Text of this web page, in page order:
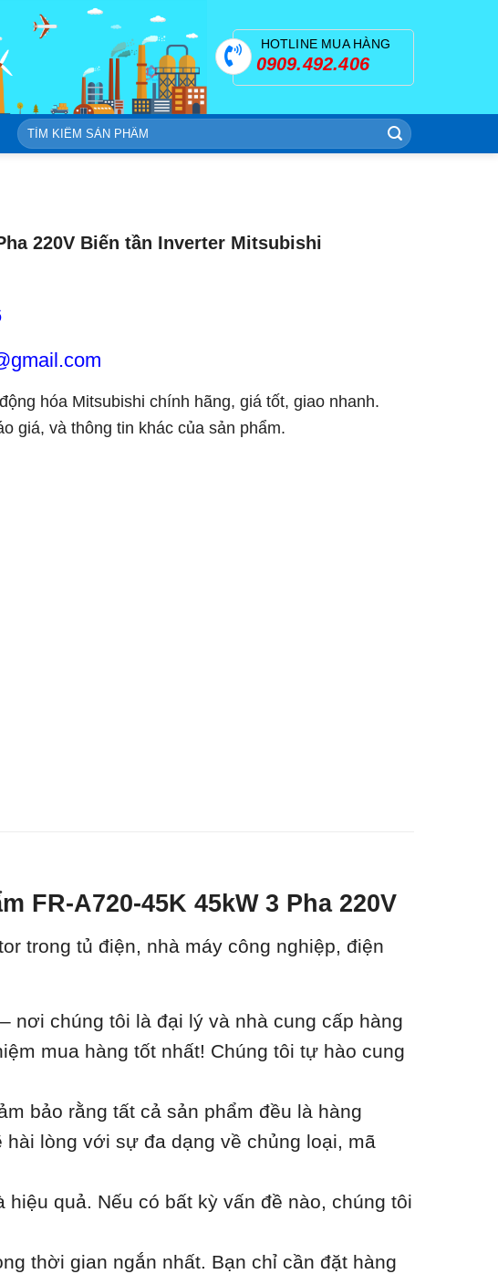
HOTLINE MUA HÀNG
0909.492.406
Tìm
kiếm:
220V Biến tần Inverter Mitsubishi
hóa Mitsubishi chính hãng, giá tốt, giao nhanh.
giá, và thông tin khác của sản phẩm.
A720-45K 45kW 3 Pha 220V
trong tủ điện, nhà máy công nghiệp, điện
nơi chúng tôi là đại lý và nhà cung cấp hàng
mua hàng tốt nhất! Chúng tôi tự hào cung
bảo rằng tất cả sản phẩm đều là hàng
lòng với sự đa dạng về chủng loại, mã
quả. Nếu có bất kỳ vấn đề nào, chúng tôi
thời gian ngắn nhất. Bạn chỉ cần đặt hàng